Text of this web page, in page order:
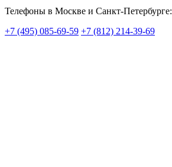
Телефоны в Москве и Санкт-Петербурге:
+7 (495) 085-69-59 +7 (812) 214-39-69